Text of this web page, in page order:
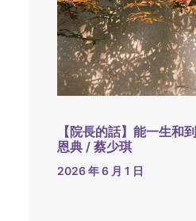
【院長的話】能一生和
恩典 / 蔡少琪
2026 年 6 月 1 日